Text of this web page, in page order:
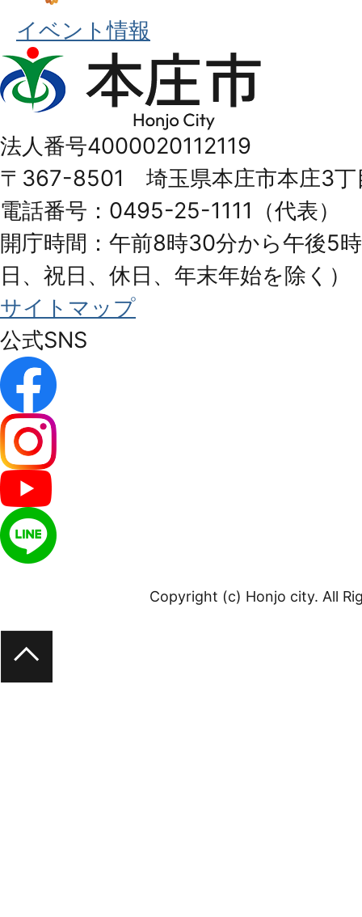
イベント情報
本
庄
Honjo
City
法人番号4000020112119
〒367-8501 埼玉県本庄市本庄3丁
電話番号：0495-25-1111（代表）
開庁時間：午前8時30分から午後5
日、祝日、休日、年末年始を除く）
サイトマップ
公式SNS
Copyright (c) Honjo city. All